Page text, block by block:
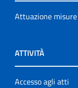
Attuazione misure
ATTIVITÀ
Accesso agli atti